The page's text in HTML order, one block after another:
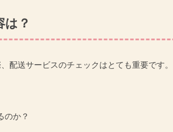
は？
配送サービスのチェックはとても重要です。
のか？